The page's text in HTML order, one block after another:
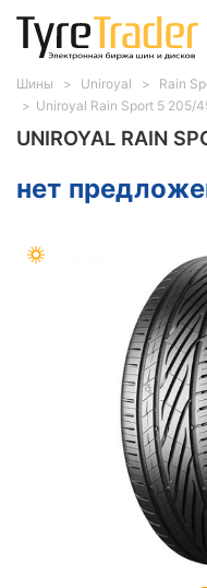
UNIROYAL RAIN
нет
Шины Uniroyal
Rain
Uniroyal Rain Sport 5 205/